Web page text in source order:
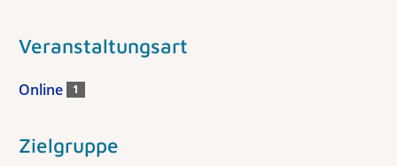
Veranstaltungsart
Online 1
Zielgruppe